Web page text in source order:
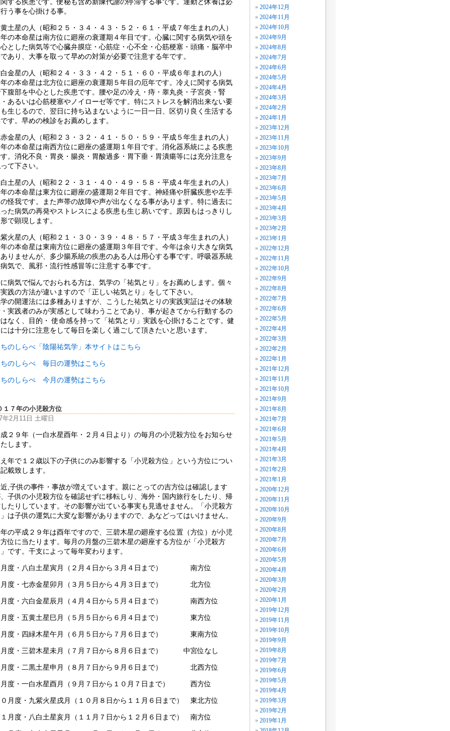
2024年12月
2024年11月
2024年10月
2024年9月
2024年8月
2024年7月
2024年6月
2024年5月
2024年4月
2024年3月
2024年2月
2024年1月
2023年12月
2023年11月
2023年10月
2023年9月
2023年8月
2023年7月
2023年6月
2023年5月
2023年4月
2023年3月
2023年2月
2023年1月
2022年12月
2022年11月
2022年10月
2022年9月
2022年8月
2022年7月
2022年6月
2022年5月
2022年4月
2022年3月
2022年2月
2022年1月
2021年12月
2021年11月
2021年10月
2021年9月
2021年8月
2021年7月
2021年6月
2021年5月
2021年4月
2021年3月
2021年2月
2021年1月
2020年12月
2020年11月
2020年10月
2020年9月
2020年8月
2020年7月
2020年6月
2020年5月
2020年4月
2020年3月
2020年2月
2020年1月
2019年12月
2019年11月
2019年10月
2019年9月
2019年8月
2019年7月
2019年6月
2019年5月
2019年4月
2019年3月
2019年2月
2019年1月
う事を心掛ける事。
土星の人（昭和２５・３４・４３・５２・６１・平成７年生まれの人）
の本命星は南方位に廻座の衰運期４年目です。心臓に関する病気や頭を
とした病気等で心臓弁膜症・心筋症・心不全・心筋梗塞・頭痛・脳卒中
あり、大事を取って早めの対策が必要で注意する年です。
金星の人（昭和２４・３３・４２・５１・６０・平成６年まれの人）
の本命星は北方位に廻座の衰運期５年目の厄年です。冷えに関する病気
腹部を中心とした疾患です。腰や足の冷え・痔・睾丸炎・子宮炎・腎
あるいは心筋梗塞やノイローゼ等です。特にストレスを解消出来ない要
生じるので、翌日に持ち込まないように一日一日、区切り良く生活する
す。早めの検診をお薦めします。
金星の人（昭和２３・３２・４１・５０・５９・平成５年生まれの人）
の本命星は南西方位に廻座の盛運期１年目です。消化器系統による疾患
。消化不良・胃炎・腸炎・胃酸過多・胃下垂・胃潰瘍等には充分注意を
て下さい。
土星の人（昭和２２・３１・４０・４９・５８・平成４年生まれの人）
の本命星は東方位に廻座の盛運期２年目です。神経痛や肝臓疾患や左手
怪我です。また声帯の故障や声が出なくなる事があります。特に過去に
た病気の再発やストレスによる疾患も生じ易いです。原因もはっきりし
で顕現します。
火星の人（昭和２１・３０・３９・４８・５７・平成３年生まれの人）
の本命星は東南方位に廻座の盛運期３年目です。今年は余り大きな病気
りませんが、多少腸系統の疾患のある人は用心する事です。呼吸器系統
気で、風邪・流行性感冒等に注意する事です。
病気で悩んでおられる方は、気学の「祐気とり」をお薦めします。個々
践の方法が違いますので「正しい祐気とり」をして下さい。
の開運法には多種ありますが、こうした祐気とりの実践実証はその体験
実践者のみが実感として味わうことであり、事が起きてから行動するの
なく、目的・ 使命感を持って「祐気とり」実践を心掛けることです。健
は十分に注意をして毎日を楽しく過ごして頂きたいと思います。
のしらべ「陰陽祐気学」本サイトはこちら
のしらべ 毎日の運勢はこちら
のしらべ 今月の運勢はこちら
１７年の小児殺方位
年2月11日 土曜日
２９年（一白水星酉年・２月４日より）の毎月の小児殺方位をお知らせ
します。
年で１２歳以下の子供にのみ影響する「小児殺方位」という方位につい
載致します。
,子供の事件・事故が増えています。親にとっての吉方位は確認します
子供の小児殺方位を確認せずに移転しり、海外・国内旅行をしたり、帰
たりしています。その影響が出ている事実も見逃せません。「小児殺方
は子供の運気に大変な影響がありますので、あなどってはいけません。
の平成２９年は酉年ですので、三碧木星の廻座する位置（方位）が小児
位に当たります。毎月の月盤の三碧木星の廻座する方位が「小児殺方
です。干支によって毎年変わります。
月度・八白土星寅月（２月４日から３月４日まで） 南方位
月度・七赤金星卯月（３月５日から４月３日まで） 北方位
月度・六白金星辰月（４月４日から５月４日まで） 南西方位
月度・五黄土星巳月（５月５日から６月４日まで） 東方位
月度・四緑木星午月（６月５日から７月６日まで） 東南方位
度・三碧木星未月（７月７日から８月６日まで） 中宮位なし
月度・二黒土星申月（８月７日から９月６日まで） 北西方位
度・一白水星酉月（９月７日から１０月７日まで） 西方位
月度・九紫火星戌月（１０月８日から１１月６日まで） 東北方位
月度・八白土星亥月（１１月７日から１２月６日まで） 南方位